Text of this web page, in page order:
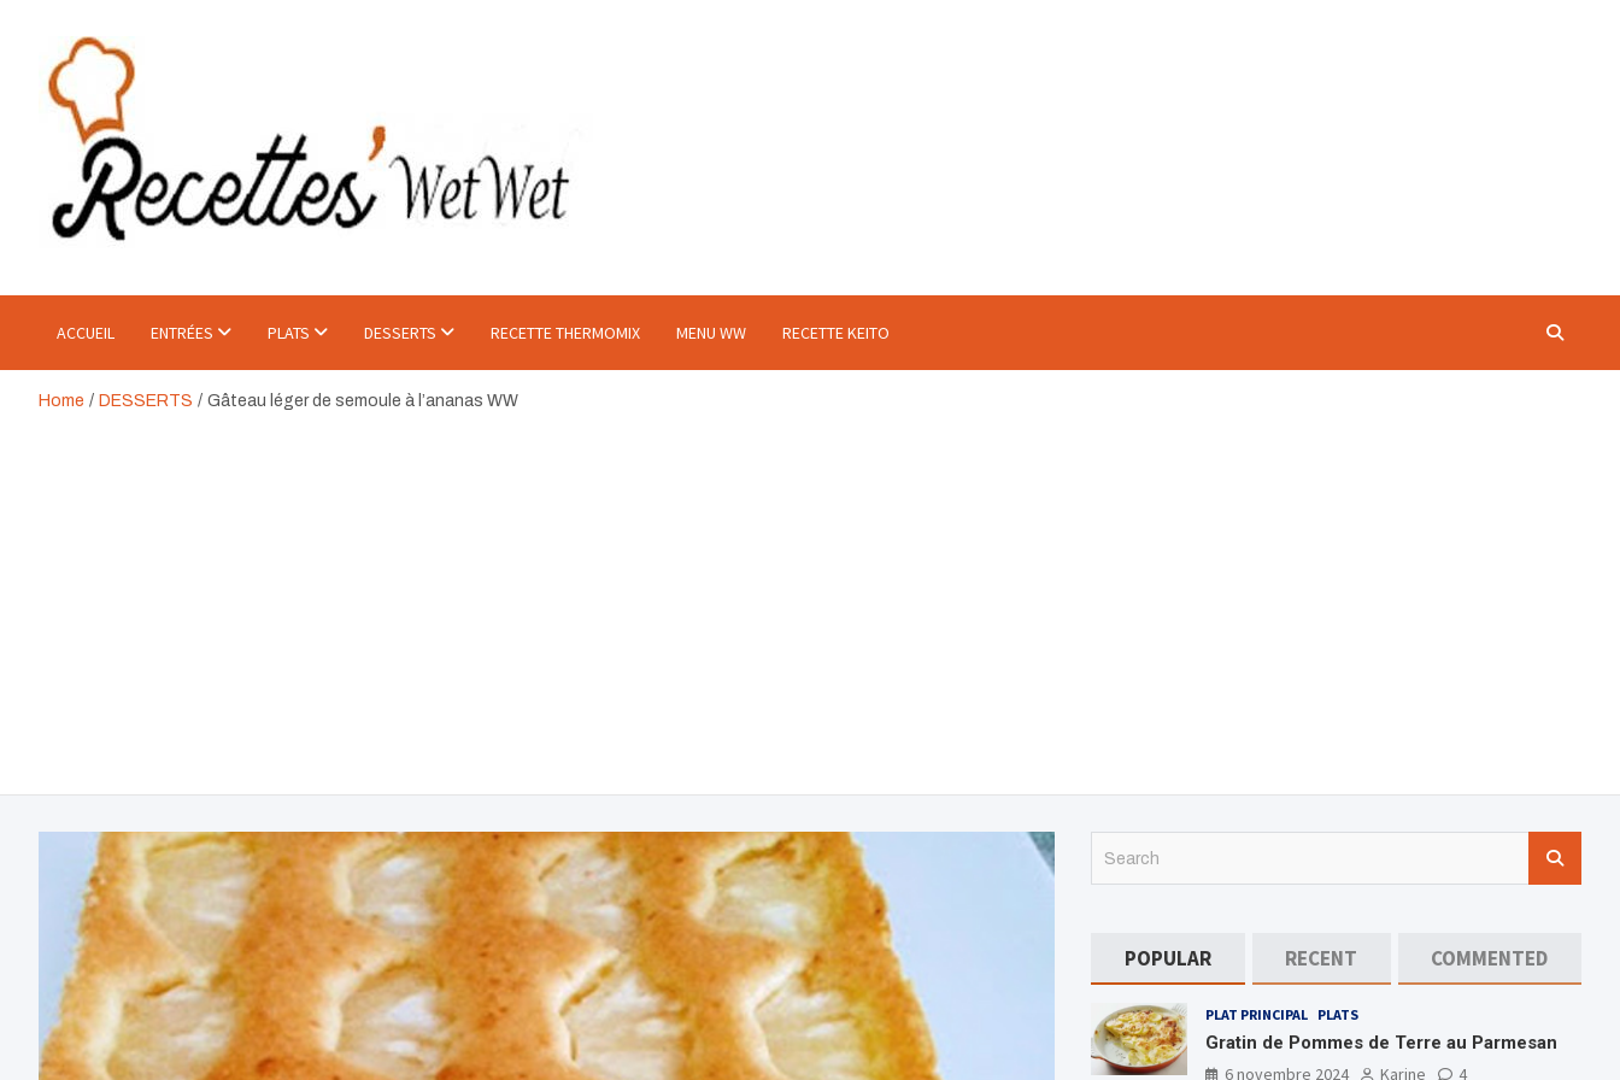
content
Recette WetWet
ACCUEIL ENTRÉES PLATS DESSERTS RECETTE THERMOMIX MENU WW RECETTE KEITO
Home DESSERTS Gâteau léger de semoule à l’ananas WW
POPULAR RECENT COMMENTED
PLAT PRINCIPAL PLATS
Gratin de Pommes de Terre au Parmesan
6 novembre 2024
Karine 4